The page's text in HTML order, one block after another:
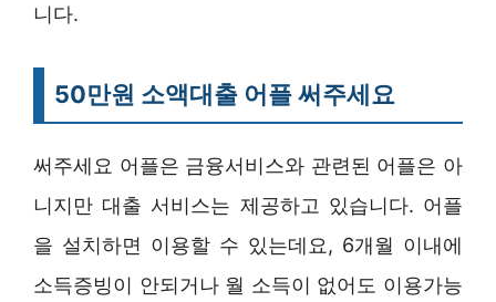
니다.
50만원 소액대출 어플 써주세요
써주세요 어플은 금융서비스와 관련된 어플은 아
니지만 대출 서비스는 제공하고 있습니다. 어플
을 설치하면 이용할 수 있는데요, 6개월 이내에
소득증빙이 안되거나 월 소득이 없어도 이용가능